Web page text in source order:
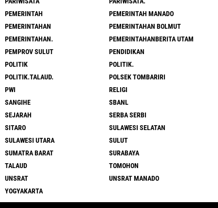
PEMERINTAH
PEMERINTAH MANADO
PEMERINTAHAN
PEMERINTAHAN BOLMUT
PEMERINTAHAN.
PEMERINTAHANBERITA UTAM
PEMPROV SULUT
PENDIDIKAN
POLITIK
POLITIK.
POLITIK.TALAUD.
POLSEK TOMBARIRI
PWI
RELIGI
SANGIHE
SBANL
SEJARAH
SERBA SERBI
SITARO
SULAWESI SELATAN
SULAWESI UTARA
SULUT
SUMATRA BARAT
SURABAYA
TALAUD
TOMOHON
UNSRAT
UNSRAT MANADO
YOGYAKARTA